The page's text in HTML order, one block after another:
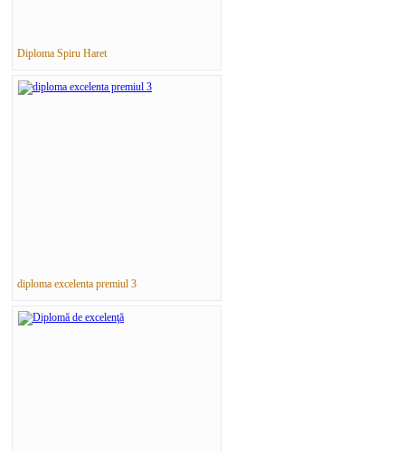
Diploma Spiru Haret
diploma excelenta premiul 3